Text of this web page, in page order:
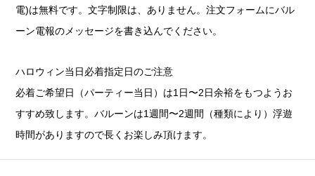
電)は無料です。文字制限は、ありません。注文フォームにバル
ーン電報のメッセージを書き込んでください。
ハロウィン当日必着指定日のご注意
必着ご希望日（パーティー当日）は1日〜2日余裕をもつようお
すすめ致します。バルーンは1週間〜2週間（種類により）浮遊
時間がありますので長くお楽しみ頂けます。